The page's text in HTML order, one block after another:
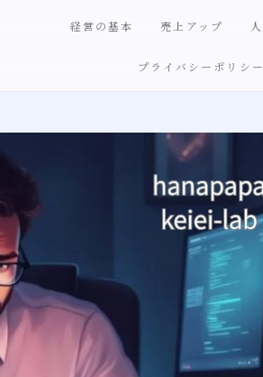
経営の基本 売上アップ
プライバシーポリシ